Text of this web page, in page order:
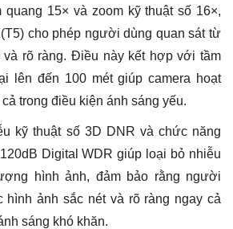
15× và zoom kỹ thuật số 16×,
cho phép người dùng quan sát từ
và rõ ràng. Điều này kết hợp với tầm
lên đến 100 mét giúp camera hoạt
trong điều kiện ánh sáng yếu.
kỹ thuật số 3D DNR và chức năng
Digital WDR giúp loại bỏ nhiễu
hình ảnh, đảm bảo rằng người
hình ảnh sắc nét và rõ ràng ngay cả
sáng khó khăn.